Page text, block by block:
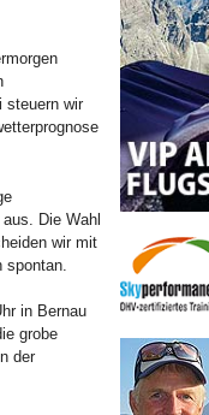
steuern wir
Die Wahl
wir mit
in Bernau
grobe
der